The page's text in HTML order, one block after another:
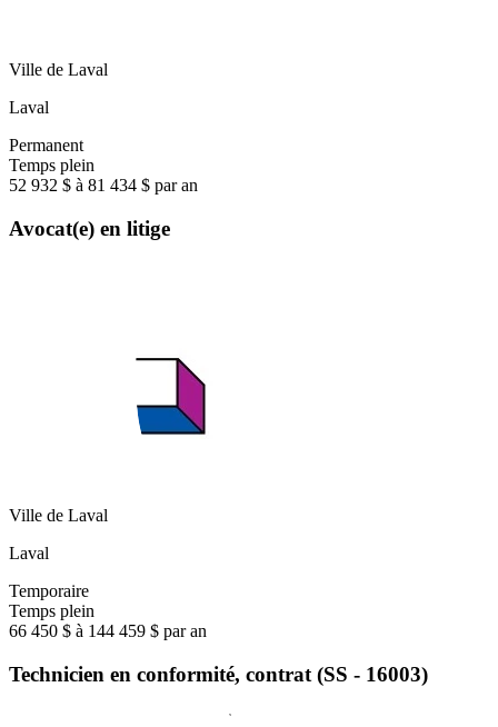
Ville de Laval
Laval
Permanent
Temps plein
52 932 $ à 81 434 $ par an
Avocat(e) en litige
Ville de Laval
Laval
Temporaire
Temps plein
66 450 $ à 144 459 $ par an
Technicien en conformité, contrat (SS - 16003)